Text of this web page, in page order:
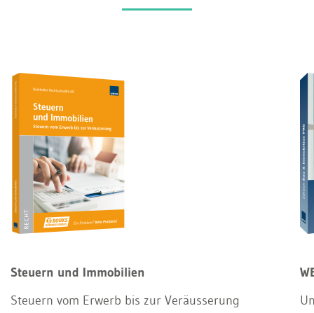
Steuern und Immobilien
Steuern vom Erwerb bis zur Veräusserung